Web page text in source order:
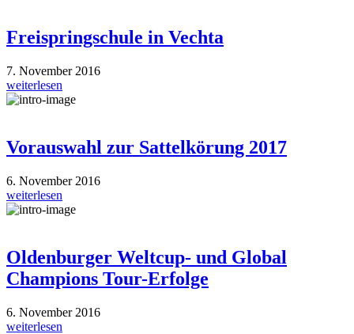
Freispringschule in Vechta
7. November 2016
weiterlesen
Vorauswahl zur Sattelkörung 2017
6. November 2016
weiterlesen
Oldenburger Weltcup- und Global
Champions Tour-Erfolge
6. November 2016
weiterlesen